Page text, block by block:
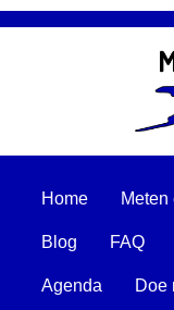
Home Meten
Blog FAQ
Agenda Doe